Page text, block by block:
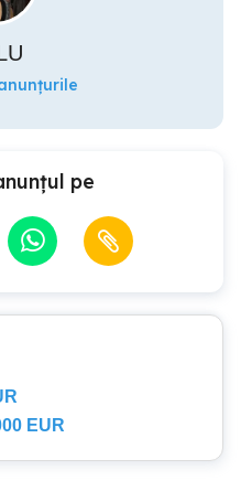
pe
EUR